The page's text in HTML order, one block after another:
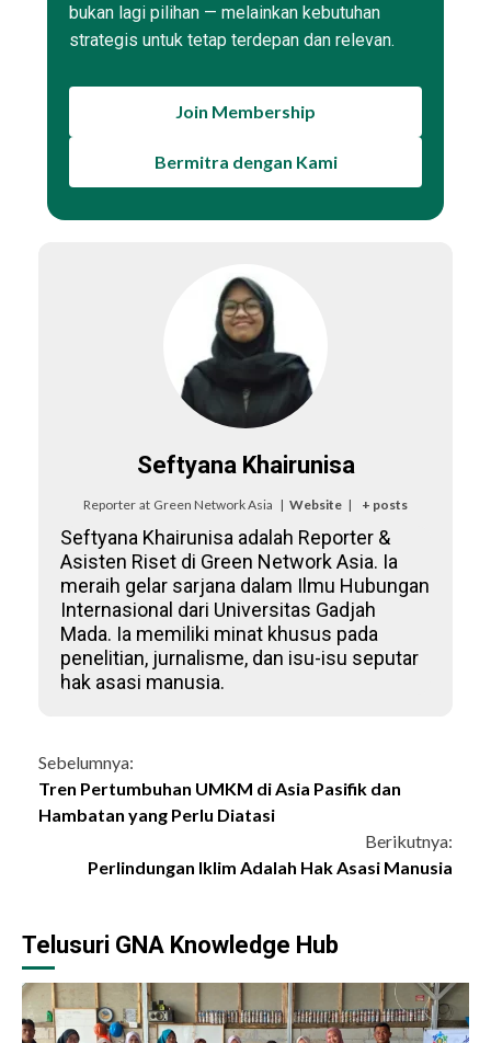
bukan lagi pilihan — melainkan kebutuhan
strategis untuk tetap terdepan dan relevan.
Join Membership
Bermitra dengan Kami
Seftyana Khairunisa
Reporter at Green Network Asia | Website | + posts
Seftyana Khairunisa adalah Reporter &
Asisten Riset di Green Network Asia. Ia
meraih gelar sarjana dalam Ilmu Hubungan
Internasional dari Universitas Gadjah
Mada. Ia memiliki minat khusus pada
penelitian, jurnalisme, dan isu-isu seputar
hak asasi manusia.
Continue
Reading
Sebelumnya:
Tren Pertumbuhan UMKM di Asia Pasifik dan
Hambatan yang Perlu Diatasi
Berikutnya:
Perlindungan Iklim Adalah Hak Asasi Manusia
Telusuri GNA Knowledge Hub